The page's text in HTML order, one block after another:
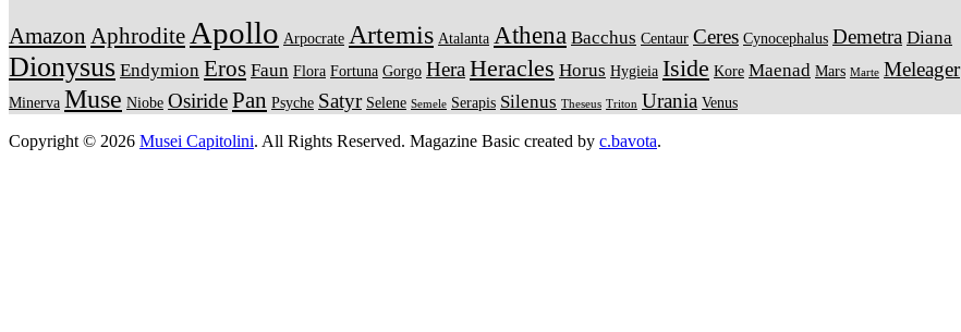
Amazon Aphrodite Apollo Arpocrate Artemis Atalanta Athena Bacchus Centaur Ceres Cynocephalus Demetra Diana
Dionysus Endymion Eros Faun Flora Fortuna Gorgo Hera Heracles Horus Hygieia Iside Kore Maenad Mars Marte Meleager
Minerva Muse Niobe OsiridePan Psyche Satyr Selene Semele Serapis Silenus Theseus Triton Urania Venus
Copyright © 2026 Musei Capitolini. All Rights Reserved. Magazine Basic created by c.bavota.